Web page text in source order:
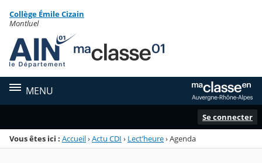
Menu de la rubrique
Contenu
Collège Émile Cizain
Montluel
MENU
Se connecter
Vous êtes ici : Accueil›Actu CDI › Lect’heure›Agenda